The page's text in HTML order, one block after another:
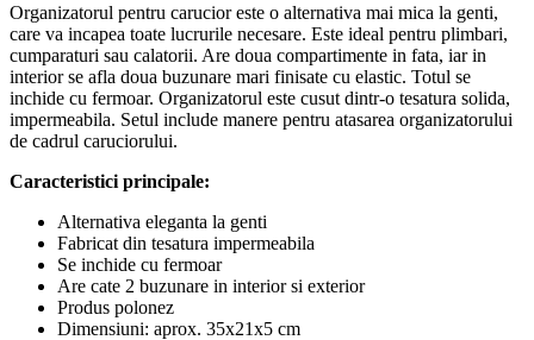
Organizatorul pentru carucior este o alternativa mai mica la genti,
care va incapea toate lucrurile necesare. Este ideal pentru plimbari,
cumparaturi sau calatorii. Are doua compartimente in fata, iar in
interior se afla doua buzunare mari finisate cu elastic. Totul se
inchide cu fermoar. Organizatorul este cusut dintr-o tesatura solida,
impermeabila. Setul include manere pentru atasarea organizatorului
de cadrul caruciorului.
Caracteristici principale:
Alternativa eleganta la genti
Fabricat din tesatura impermeabila
Se inchide cu fermoar
Are cate 2 buzunare in interior si exterior
Produs polonez
Dimensiuni: aprox. 35x21x5 cm